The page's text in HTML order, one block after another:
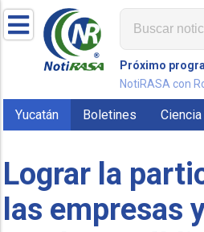
Próximo
NotiRASA con
Yucatán Boletines
Lograr la
las empresas